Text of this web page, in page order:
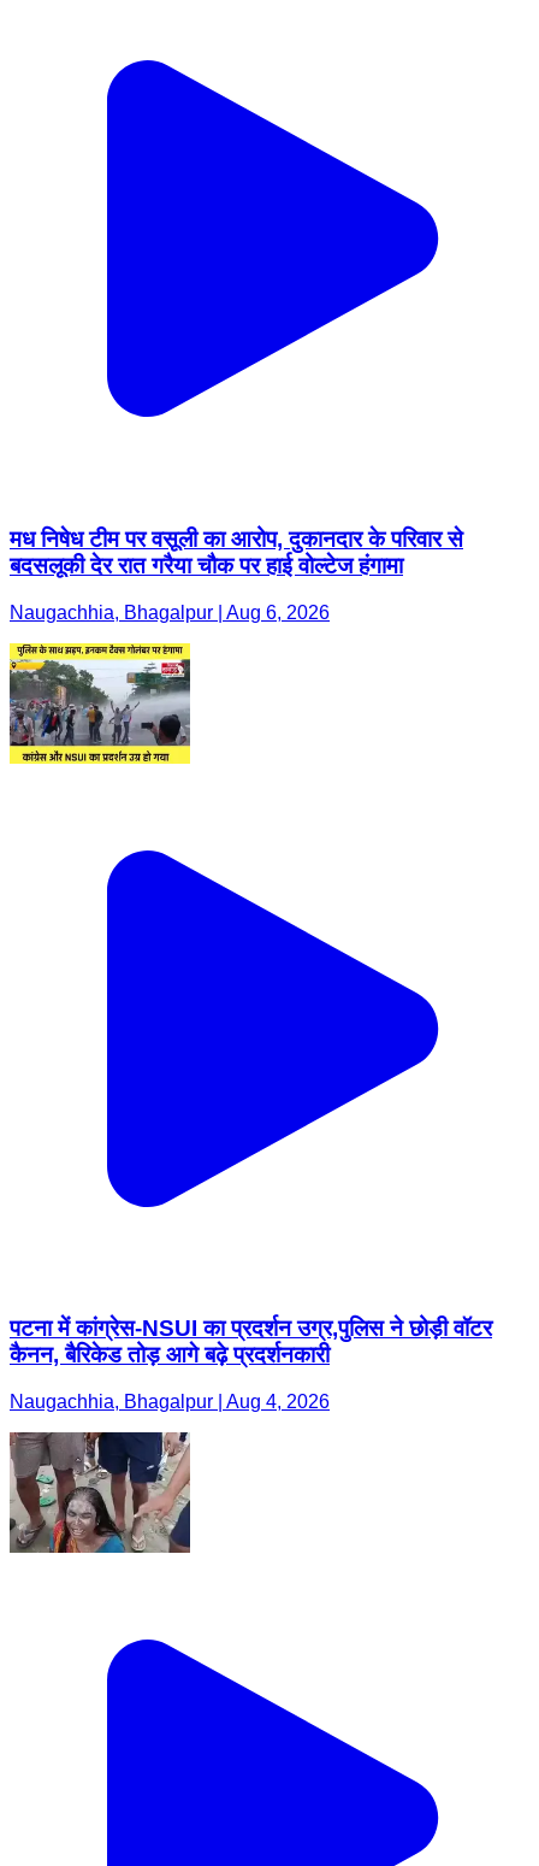
मध निषेध टीम पर वसूली का आरोप, दुकानदार के परिवार से
बदसलूकी देर रात गरैया चौक पर हाई वोल्टेज हंगामा
Naugachhia, Bhagalpur | Aug 6, 2026
पटना में कांग्रेस-NSUI का प्रदर्शन उग्र,पुलिस ने छोड़ी वॉटर
कैनन, बैरिकेड तोड़ आगे बढ़े प्रदर्शनकारी
Naugachhia, Bhagalpur | Aug 4, 2026